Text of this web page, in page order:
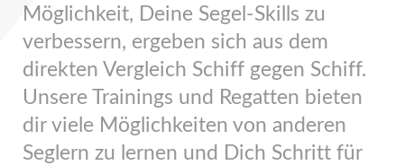
Möglichkeit, Deine Segel-Skills zu
verbessern, ergeben sich aus dem
direkten Vergleich Schiff gegen Schiff.
Unsere Trainings und Regatten bieten
dir viele Möglichkeiten von anderen
Seglern zu lernen und Dich Schritt für